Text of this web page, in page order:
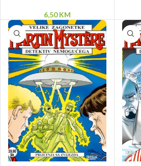
6,50KM